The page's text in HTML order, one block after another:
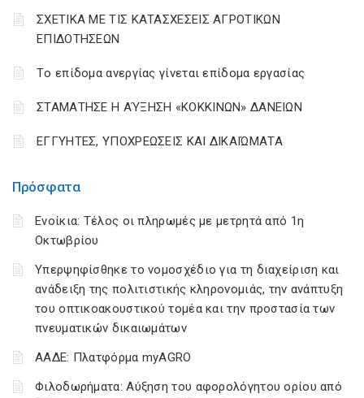
Πρόσφατα
Ενοίκια: Τέλος οι πληρωμές με μετρητά από 1η
Οκτωβρίου
Υπερψηφίσθηκε το νομοσχέδιο για τη διαχείριση και
ανάδειξη της πολιτιστικής κληρονομιάς, την ανάπτυξη
του οπτικοακουστικού τομέα και την προστασία των
πνευματικών δικαιωμάτων
ΑΑΔΕ: Πλατφόρμα myAGRO
Φιλοδωρήματα: Αύξηση του αφορολόγητου ορίου από
ΣΧΕΤΙΚΑ ΜΕ ΤΙΣ ΚΑΤΑΣΧΕΣΕΙΣ ΑΓΡΟΤΙΚΩΝ
ΕΠΙΔΟΤΗΣΕΩΝ
Tο επίδομα ανεργίας γίνεται επίδομα εργασίας
ΣΤΑΜΑΤΗΣΕ Η ΑΎΞΗΣΗ «ΚΟΚΚΙΝΩΝ» ΔΑΝΕΙΩΝ
ΕΓΓΥΗΤΕΣ, ΥΠΟΧΡΕΩΣΕΙΣ ΚΑΙ ΔΙΚΑΙΏΜΑΤΑ